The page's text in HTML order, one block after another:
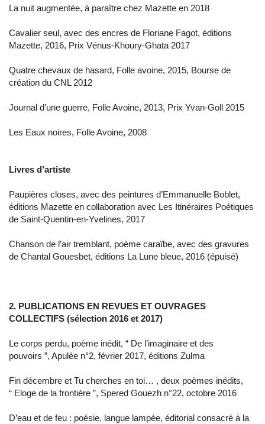
La nuit augmentée, à paraître chez Mazette en 2018
Cavalier seul, avec des encres de Floriane Fagot, éditions
Mazette, 2016, Prix Vénus-Khoury-Ghata 2017
Quatre chevaux de hasard, Folle avoine, 2015, Bourse de
création du CNL 2012
Journal d’une guerre, Folle Avoine, 2013, Prix Yvan-Goll 2015
Les Eaux noires, Folle Avoine, 2008
Livres d’artiste
Paupières closes, avec des peintures d’Emmanuelle Boblet,
éditions Mazette en collaboration avec Les Itinéraires Poétiques
de Saint-Quentin-en-Yvelines, 2017
Chanson de l’air tremblant, poème caraïbe, avec des gravures
de Chantal Gouesbet, éditions La Lune bleue, 2016 (épuisé)
2. PUBLICATIONS EN REVUES ET OUVRAGES
COLLECTIFS (sélection 2016 et 2017)
Le corps perdu, poème inédit, “ De l’imaginaire et des
pouvoirs ”, Apulée n°2, février 2017, éditions Zulma
Fin décembre et Tu cherches en toi… , deux poèmes inédits,
“ Eloge de la frontière ”, Spered Gouezh n°22, octobre 2016
D’eau et de feu : poésie, langue lampée, éditorial consacré à la